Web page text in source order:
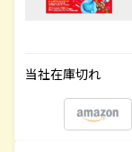
当社在庫切れ